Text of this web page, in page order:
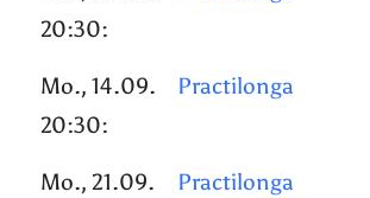
20:30:
Mo., 14.09.
20:30:
Practilonga
Mo., 21.09.
Practilonga